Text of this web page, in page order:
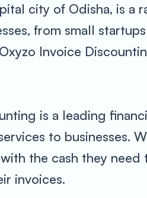
city of Odisha, is
from small
Invoice
is a leading
to businesses.
the cash they
invoices.